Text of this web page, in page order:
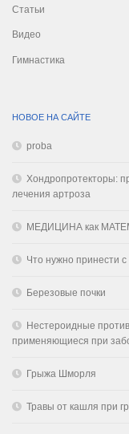
Статьи
Видео
Гимнастика
НОВОЕ НА САЙТЕ
proba
Хондропротекторы:
лечения артроза
МЕДИЦИНА как
Что нужно принести
Березовые почки
Нестероидные
применяющиеся при
Грыжа Шморля
Травы от кашля при